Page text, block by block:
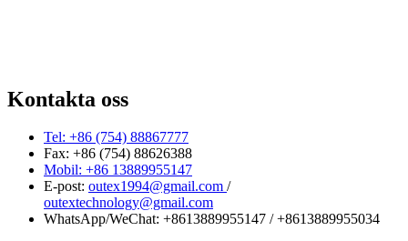
Kontakta oss
Tel: +86 (754) 88867777
Fax: +86 (754) 88626388
Mobil: +86 13889955147
E-post: outex1994@gmail.com /
outextechnology@gmail.com
WhatsApp/WeChat: +8613889955147 / +8613889955034